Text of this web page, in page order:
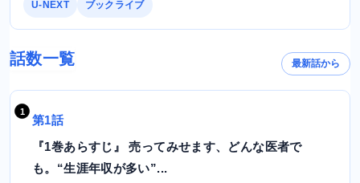
U-NEXT ブックライブ
話数一覧 最新話から
第1話
『1巻あらすじ』 売ってみせます、どんな医者で
も。“生涯年収が多い”...